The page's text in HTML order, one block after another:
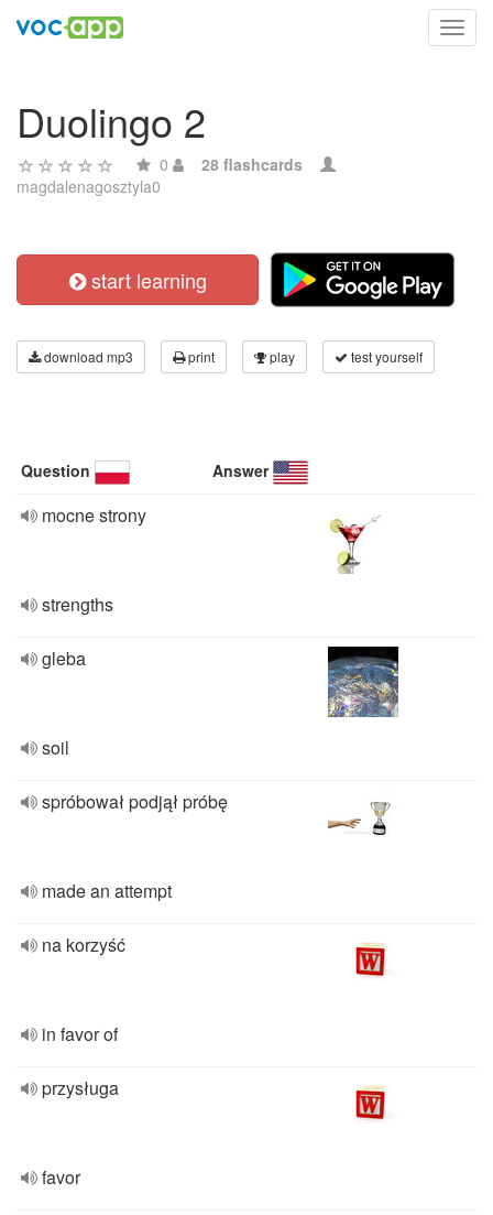
Duolingo 2
0
28 flashcards
magdalenagosztyla0
start learning
download mp3 print play test yourself
Question Answer
mocne strony
strengths
gleba
soil
spróbował podjął próbę
made an attempt
na korzyść
in favor of
przysługa
favor